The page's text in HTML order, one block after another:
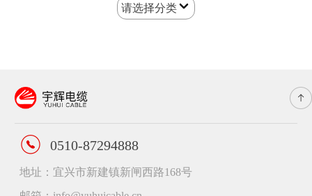
请选择分类
0510-87294888
地址：宜兴市新建镇新闸西路168号